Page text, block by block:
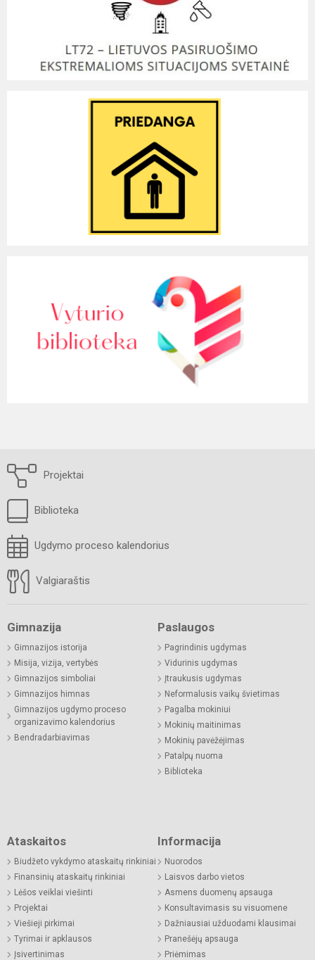
Projektai
Biblioteka
Ugdymo proceso kalendorius
Valgiaraštis
Gimnazija
Gimnazijos istorija
Misija, vizija, vertybės
Gimnazijos simboliai
Gimnazijos himnas
Gimnazijos ugdymo proceso
organizavimo kalendorius
Bendradarbiavimas
Paslaugos
Pagrindinis ugdymas
Vidurinis ugdymas
Įtraukusis ugdymas
Neformalusis vaikų švietimas
Pagalba mokiniui
Mokinių maitinimas
Mokinių pavėžėjimas
Patalpų nuoma
Biblioteka
Ataskaitos
Biudžeto vykdymo ataskaitų rinkiniai
Finansinių ataskaitų rinkiniai
Lėšos veiklai viešinti
Projektai
Viešieji pirkimai
Tyrimai ir apklausos
Įsivertinimas
Informacija
Nuorodos
Laisvos darbo vietos
Asmens duomenų apsauga
Konsultavimasis su visuomene
Dažniausiai užduodami klausimai
Pranešėjų apsauga
Priėmimas